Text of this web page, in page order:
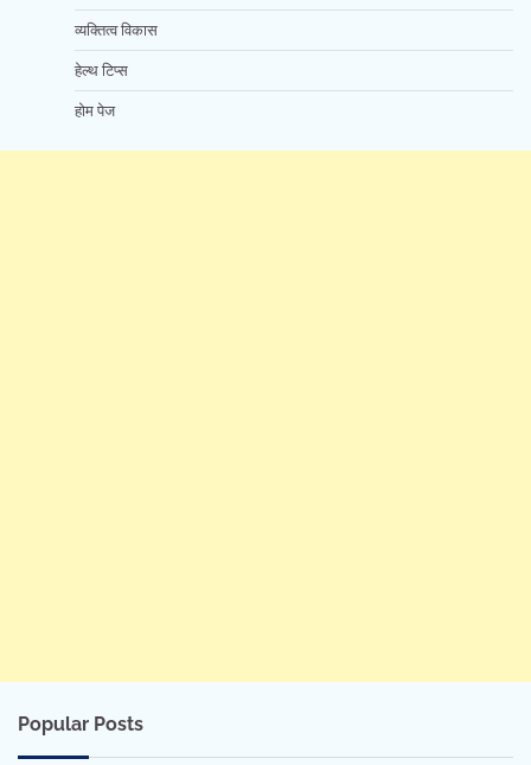
व्यक्तित्व विकास
हेल्थ टिप्स
होम पेज
Popular Posts